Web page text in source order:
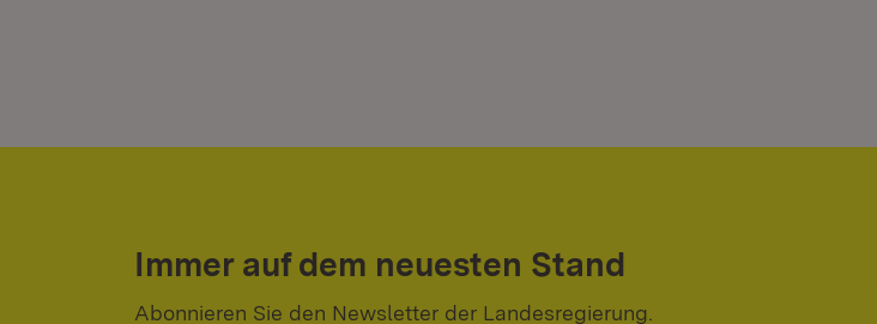
Immer auf dem neuesten Stand
Abonnieren Sie den Newsletter der Landesregierung.